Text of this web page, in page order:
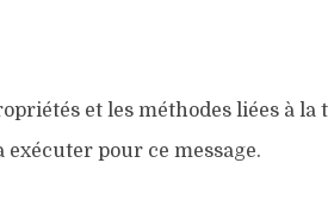
et les méthodes liées à la
exécuter pour ce message.